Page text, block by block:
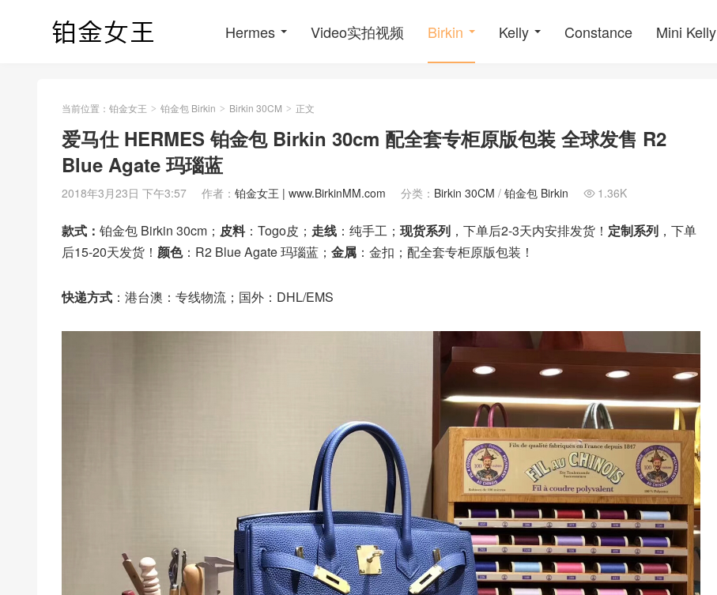
Hermes Video实拍视频 Birkin Kelly Constance Mini Kelly
当前位置： 铂金女王 > 铂金包 Birkin > Birkin 30CM > 正文
爱马仕 HERMES 铂金包 Birkin 30cm 配全套专柜原版包装 全球发售 R2
Blue Agate 玛瑙蓝
2018年3月23日 下午3:57 作者： 铂金女王 | www.BirkinMM.com 分类： Birkin 30CM / 铂金包 Birkin  1.36K
款式： 铂金包 Birkin 30cm； 皮料：Togo皮； 走线 ：纯手工； 现货系列 ，下单后2-3天内安排发货！ 定制系列 ，下单
后15-20天发货！ 颜色：R2 Blue Agate 玛瑙蓝； 金属 ：金扣；配全套专柜原版包装！
快递方式 ：港台澳：专线物流；国外：DHL/EMS